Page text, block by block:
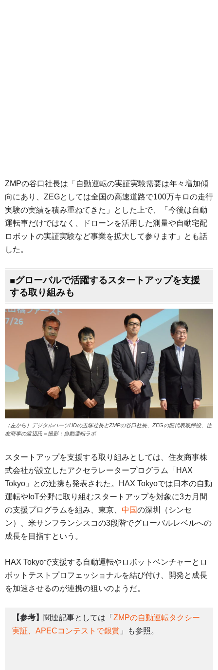
ZMPの谷口社長は「自動運転の実証実験需要は年々増加傾
向にあり、ZEGとしては全国の高速道路で100万キロの走行
実験の実績を積み重ねてきた」とした上で、「今後は自動
運転車だけではなく、ドローンを活用した測量や自動宅配
ロボットの実証実験など事業を拡大して参ります」とも話
した。
■グローバルで活躍するスタートアップを支援
する取り組みも
（左から）デジタルハーツHDの玉塚社長とZMPの谷口社長、ZEGの龍代表取締役、住
友商事の渡辺氏＝撮影：自動運転ラボ
スタートアップを支援する取り組みとしては、住友商事株
式会社が設立したアクセラレータープログラム「HAX
Tokyo」との連携も発表された。HAX Tokyoでは日本の自動
運転やIoT分野に取り組むスタートアップを対象に3カ月間
の支援プログラムを組み、東京、 中国の深圳（シンセ
ン）、米サンフランシスコの3段階でグローバルレベルへの
成長を目指すという。
HAX Tokyoで支援する自動運転やロボットベンチャーとロ
ボットテストプロフェッショナルを結び付け、開発と成長
を加速させるのが連携の狙いのようだ。
【参考】 関連記事としては「 ZMPの自動運転タクシー
実証、APECコンテストで銀賞 」も参照。